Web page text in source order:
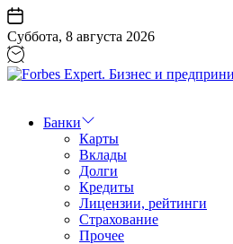
Перейти
к
содержанию
Суббота, 8 августа 2026
Бизнес
предпринимательство
Банки
Карты
Вклады
Долги
Кредиты
Лицензии, рейтинги
Страхование
Прочее